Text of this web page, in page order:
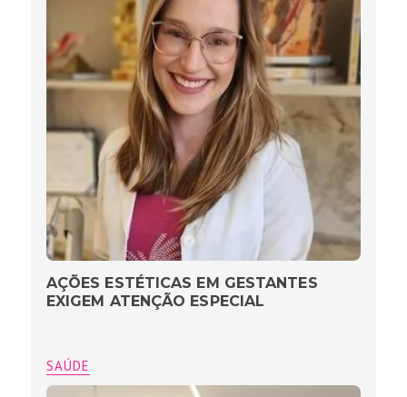
AÇÕES ESTÉTICAS EM GESTANTES
EXIGEM ATENÇÃO ESPECIAL
SAÚDE